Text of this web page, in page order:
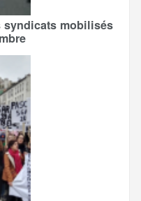
syndicats mobilisés